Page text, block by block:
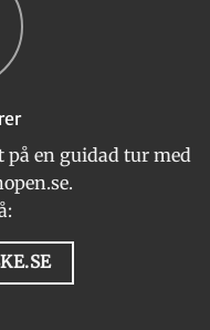
på en guidad tur med